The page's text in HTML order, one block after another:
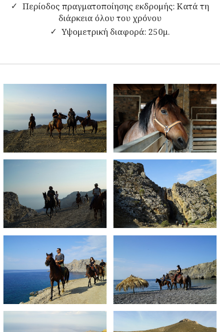
Περίοδος πραγματοποίησης εκδρομής: Κατά τη
διάρκεια όλου του χρόνου
Υψομετρική διαφορά: 250μ.